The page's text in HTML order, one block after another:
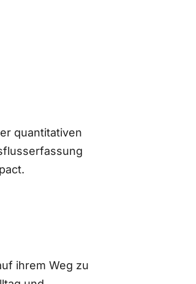
quantitativen
ihrem Weg zu